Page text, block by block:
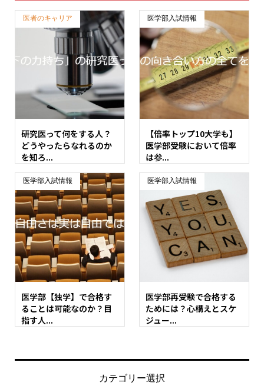
医者のキャリア
研究医って何をする人？
どうやったらなれるのか
を知ろ...
医学部入試情報
【倍率トップ10大学も】
医学部受験において倍率
は参...
医学部入試情報
医学部【独学】で合格す
ることは可能なのか？目
指す人...
医学部入試情報
医学部再受験で合格する
ためには？心構えとスケ
ジュー...
カテゴリー選択